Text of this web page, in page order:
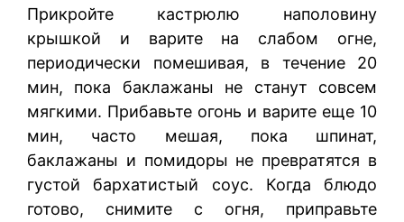
Прикройте кастрюлю наполовину
крышкой и варите на слабом огне,
периодически помешивая, в течение 20
мин, пока баклажаны не станут совсем
мягкими. Прибавьте огонь и варите еще 10
мин, часто мешая, пока шпинат,
баклажаны и помидоры не превратятся в
густой бархатистый соус. Когда блюдо
готово, снимите с огня, приправьте